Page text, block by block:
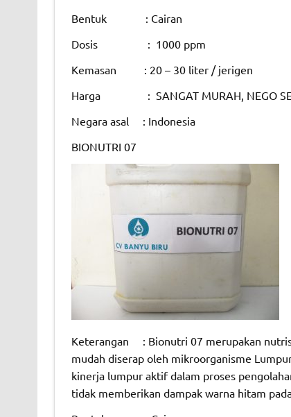
Bentuk : Cairan
Dosis : 1000 ppm
Kemasan : 20 – 30 liter / jerigen
Harga : SANGAT MURAH, NEGO
Negara asal : Indonesia
BIONUTRI 07
Keterangan : Bionutri 07 merupakan
mudah diserap oleh mikroorganisme
kinerja lumpur aktif dalam proses
tidak memberikan dampak warna hitam